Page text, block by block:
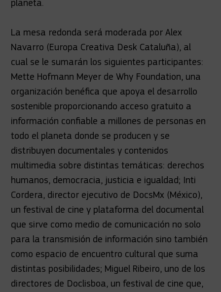
planeta.
La mesa redonda será moderada por Alex
Navarro (Europa Creativa Desk Cataluña), al
cual se le sumarán los siguientes participantes:
Mette Hofmann Meyer de Why Foundation, una
organización benéfica que apoya el desarrollo
sostenible proporcionando acceso gratuito a
información confiable a millones de personas en
todo el planeta donde se producen y se
distribuyen documentales y contenidos
multimedia sobre distintas temáticas: derechos
humanos, democracia, justicia e igualdad; Inti
Cordera, director ejecutivo de DocsMx (México),
un festival de cine y plataforma del documental
que sirve como medio de comunicación no solo
para la transmisión de información sino también
como espacio de encuentro cultural que suma
distintas posibilidades; Miguel Ribeiro, uno de los
directores de Doclisboa, un festival de cine que,